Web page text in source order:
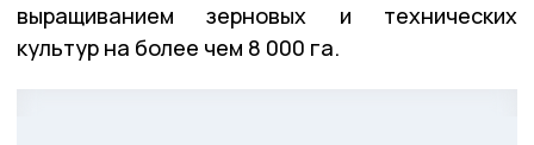
выращиванием зерновых и технических
культур на более чем 8 000 га.